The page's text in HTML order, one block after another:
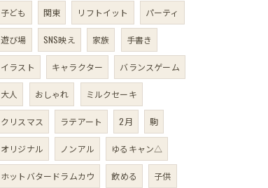
子ども 関東 リフトイット パーティ
遊び場 SNS映え 家族 手書き
イラスト キャラクター バランスゲーム
大人 おしゃれ ミルクセーキ
クリスマス ラテアート 2月 駒
オリジナル ノンアル ゆるキャン△
ホットバタードラムカウ 飲める 子供